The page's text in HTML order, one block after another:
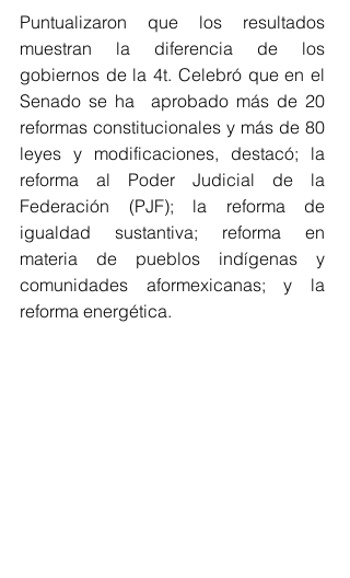
Puntualizaron que los resultados
muestran la diferencia de los
gobiernos de la 4t. Celebró que en el
Senado se ha  aprobado más de 20
reformas constitucionales y más de 80
leyes y modificaciones, destacó; la
reforma al Poder Judicial de la
Federación (PJF); la reforma de
igualdad sustantiva; reforma en
materia de pueblos indígenas y
comunidades aformexicanas; y la
reforma energética.